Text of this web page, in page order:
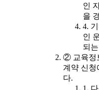
인
을
4.
인
되
② 교육정
계약 신청
다.
1.